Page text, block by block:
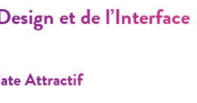
et de l’Interface
Attractif